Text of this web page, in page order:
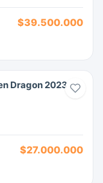
$39.500.000
Dragon 2023
$27.000.000